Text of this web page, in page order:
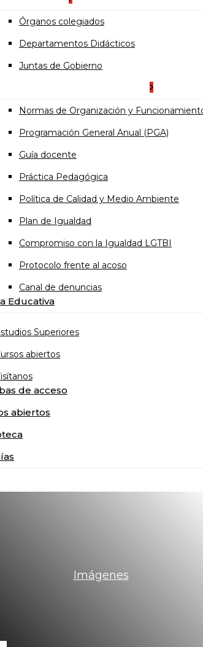
Órganos colegiados
Departamentos Didácticos
Juntas de Gobierno
Normas de Organización y
Programación General Anual (PGA)
Guía docente
Práctica Pedagógica
Política de Calidad y Medio Ambiente
Plan de Igualdad
Compromiso con la Igualdad LGTBI
Protocolo frente al acoso
Canal de denuncias
Educativa
Superiores
abiertos
de acceso
abiertos
Imágenes